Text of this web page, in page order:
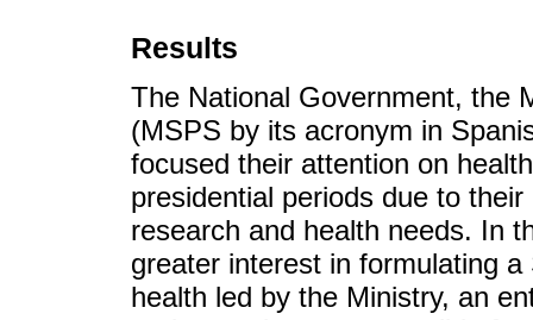
Results
The National Government, the
(MSPS by its acronym in
focused their attention on
presidential periods due to
research and health needs. In
greater interest in formulating
health led by the Ministry, an